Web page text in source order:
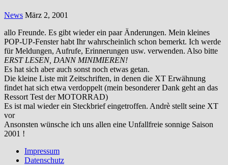
News März 2, 2001
allo Freunde. Es gibt wieder ein paar Änderungen. Mein kleines
POP-UP-Fenster habt Ihr wahrscheinlich schon bemerkt. Ich werde
für Meldungen, Aufrufe, Erinnerungen usw. verwenden. Also bitte
ERST LESEN, DANN MINIMIEREN!
Es hat sich aber auch sonst noch etwas getan.
Die kleine Liste mit Zeitschriften, in denen die XT Erwähnung
findet hat sich etwa verdoppelt (mein besonderer Dank geht an das
Ressort Test der MOTORRAD)
Es ist mal wieder ein Steckbrief eingetroffen. Andrè stellt seine XT
vor
Ansonsten wünsche ich uns allen eine Unfallfreie sonnige Saison
2001 !
Impressum
Datenschutz